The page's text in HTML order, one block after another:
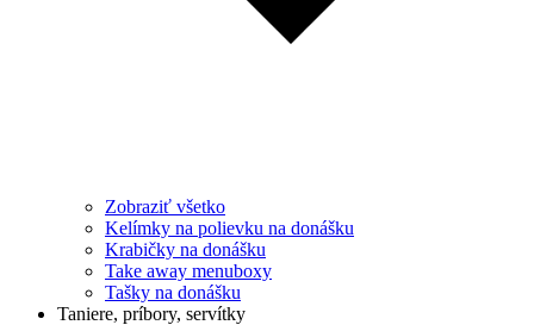
Zobraziť všetko
Kelímky na polievku na donášku
Krabičky na donášku
Take away menuboxy
Tašky na donášku
Taniere, príbory, servítky